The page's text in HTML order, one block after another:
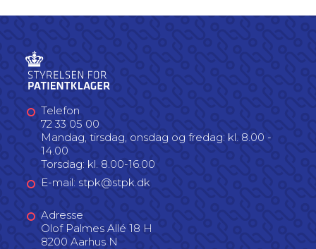
Telefon
72 33 05 00
Mandag, tirsdag, onsdag og fredag: kl. 8.00 -
14.00
Torsdag: kl. 8.00-16.00
E-mail: stpk@stpk.dk
Adresse
Olof Palmes Allé 18 H
8200 Aarhus N